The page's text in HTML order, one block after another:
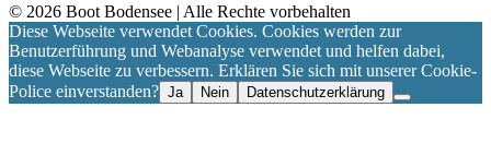
© 2026 Boot Bodensee | Alle Rechte vorbehalten
Diese Webseite verwendet Cookies. Cookies werden zur
Benutzerführung und Webanalyse verwendet und helfen dabei,
diese Webseite zu verbessern. Erklären Sie sich mit unserer Cookie-
Police einverstanden? Ja Nein Datenschutzerklärung